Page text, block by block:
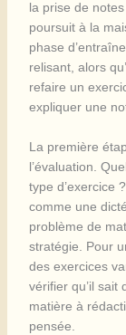
la prise de
poursuit à la
phase
relisant, alors
refaire un
expliquer une
La première
l’évaluation.
type d’exercice
comme une
problème de
stratégie. Pour
des exercices
vérifier qu’il sait
matière à
pensée.